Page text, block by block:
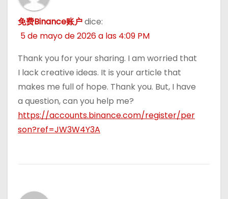
免费Binance账户dice:
5 de mayo de 2026 a las 4:09 PM
Thank you for your sharing. I am worried that
I lack creative ideas. It is your article that
makes me full of hope. Thank you. But, I have
a question, can you help me?
https://accounts.binance.com/register/per
son?ref=JW3W4Y3A